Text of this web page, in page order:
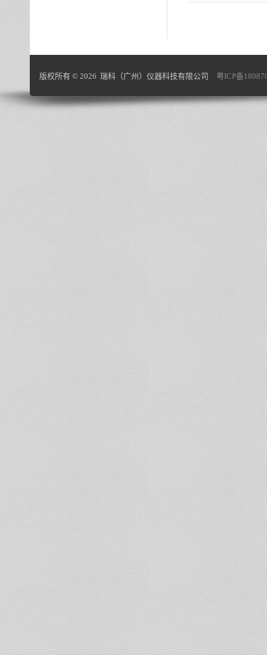
版权所有 © 2026 瑞科（广州）仪器科技有限公司 粤ICP备